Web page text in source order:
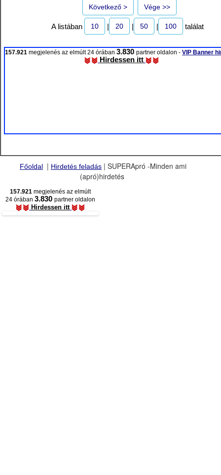
Következő > Vége >>
A listában 10 20 50 100 találat
157.921 megjelenés az elmúlt 24 órában 3.830 partner oldalon - VIP Banner
Hirdessen itt
Főoldal | Hirdetés feladás | SUPERApró -Minden ami
(apró)hirdetés
157.921 megjelenés az elmúlt
24 órában 3.830 partner oldalon
Hirdessen itt